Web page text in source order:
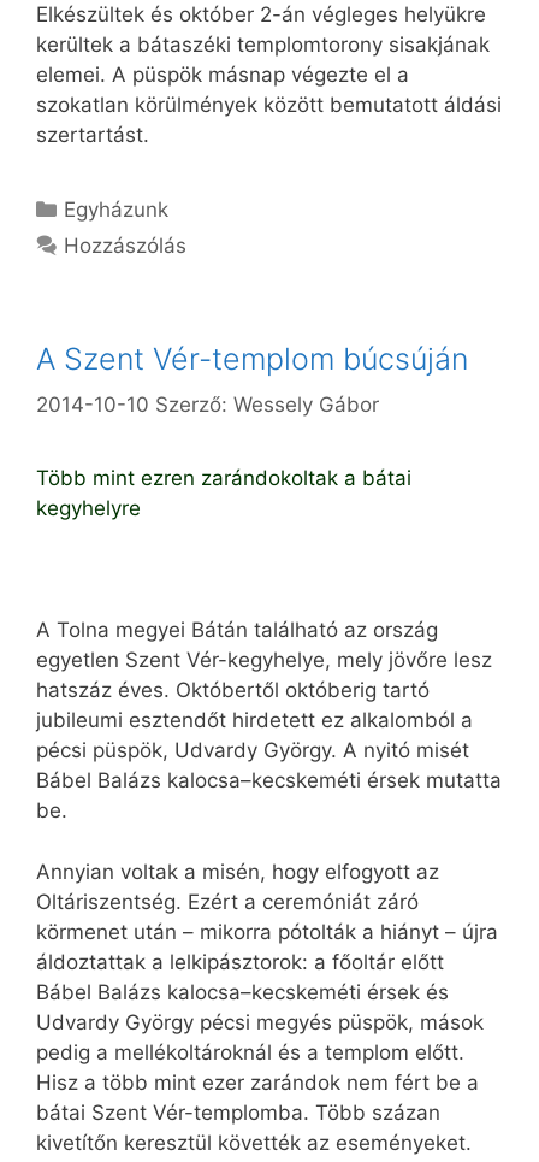
Elkészültek és október 2-án végleges helyükre
kerültek a bátaszéki templomtorony sisakjának
elemei. A püspök másnap végezte el a
szokatlan körülmények között bemutatott áldási
szertartást.
Kategória
Egyházunk
Hozzászólás
A Szent Vér-templom búcsúján
2014-10-10 Szerző: Wessely Gábor
Több mint ezren zarándokoltak a bátai
kegyhelyre
A Tolna megyei Bátán található az ország
egyetlen Szent Vér-kegyhelye, mely jövőre lesz
hatszáz éves. Októbertől októberig tartó
jubileumi esztendőt hirdetett ez alkalomból a
pécsi püspök, Udvardy György. A nyitó misét
Bábel Balázs kalocsa–kecskeméti érsek mutatta
be.
Annyian voltak a misén, hogy elfogyott az
Oltáriszentség. Ezért a ceremóniát záró
körmenet után – mikorra pótolták a hiányt – újra
áldoztattak a lelkipásztorok: a főoltár előtt
Bábel Balázs kalocsa–kecskeméti érsek és
Udvardy György pécsi megyés püspök, mások
pedig a mellékoltároknál és a templom előtt.
Hisz a több mint ezer zarándok nem fért be a
bátai Szent Vér-templomba. Több százan
kivetítőn keresztül követték az eseményeket.